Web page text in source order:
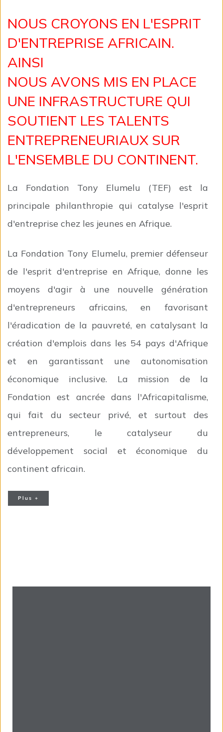
NOUS CROYONS EN L'ESPRIT
D'ENTREPRISE AFRICAIN.
AINSI
NOUS AVONS MIS EN PLACE
UNE INFRASTRUCTURE QUI
SOUTIENT LES TALENTS
ENTREPRENEURIAUX SUR
L'ENSEMBLE DU CONTINENT.
La Fondation Tony Elumelu (TEF) est la
principale philanthropie qui catalyse l'esprit
d'entreprise chez les jeunes en Afrique.
La Fondation Tony Elumelu, premier défenseur
de l'esprit d'entreprise en Afrique, donne les
moyens d'agir à une nouvelle génération
d'entrepreneurs africains, en favorisant
l'éradication de la pauvreté, en catalysant la
création d'emplois dans les 54 pays d'Afrique
et en garantissant une autonomisation
économique inclusive. La mission de la
Fondation est ancrée dans l'Africapitalisme,
qui fait du secteur privé, et surtout des
entrepreneurs, le catalyseur du
développement social et économique du
continent africain.
Plus +